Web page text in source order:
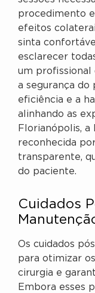
procedimento
efeitos
sinta
esclarecer
um profissional
a segurança
eficiência e a
alinhando as
Florianópolis, a
reconhecida
transparente,
do paciente.
Cuidados
Os cuidados
para otimizar
cirurgia e
Embora esses